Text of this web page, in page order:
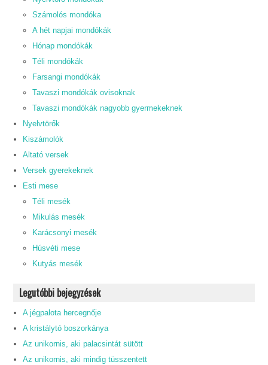
Számolós mondóka
A hét napjai mondókák
Hónap mondókák
Téli mondókák
Farsangi mondókák
Tavaszi mondókák ovisoknak
Tavaszi mondókák nagyobb gyermekeknek
Nyelvtörők
Kiszámolók
Altató versek
Versek gyerekeknek
Esti mese
Téli mesék
Mikulás mesék
Karácsonyi mesék
Húsvéti mese
Kutyás mesék
Legutóbbi bejegyzések
A jégpalota hercegnője
A kristálytó boszorkánya
Az unikornis, aki palacsintát sütött
Az unikornis, aki mindig tüsszentett